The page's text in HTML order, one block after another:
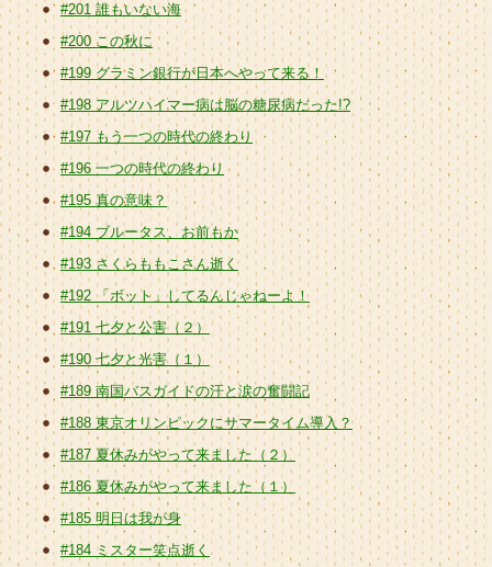
#201 誰もいない海
#200 この秋に
#199 グラミン銀行が日本へやって来る！
#198 アルツハイマー病は脳の糖尿病だった!?
#197 もう一つの時代の終わり
#196 一つの時代の終わり
#195 真の意味？
#194 ブルータス、お前もか
#193 さくらももこさん逝く
#192 「ボット」してるんじゃねーよ！
#191 七夕と公害（２）
#190 七夕と光害（１）
#189 南国バスガイドの汗と涙の奮闘記
#188 東京オリンピックにサマータイム導入？
#187 夏休みがやって来ました（２）
#186 夏休みがやって来ました（１）
#185 明日は我が身
#184 ミスター笑点逝く